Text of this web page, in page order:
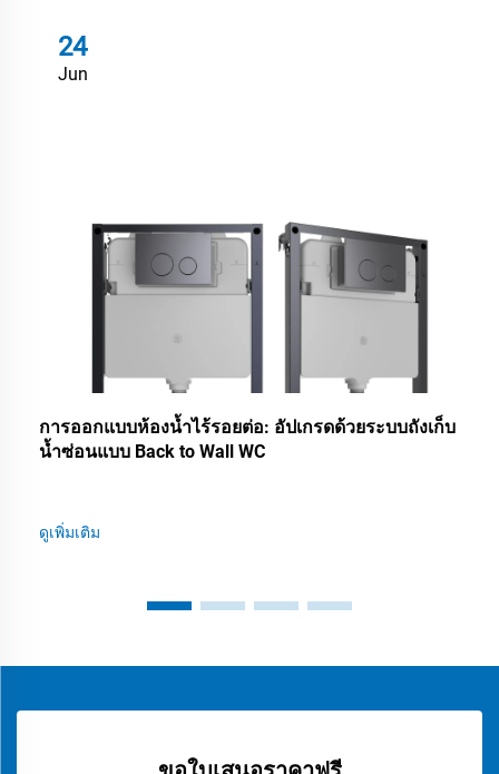
24
Jun
การออกแบบห้องน้ำไร้รอยต่อ: อัปเกรดด้วยระบบถังเก็บ
น้ำซ่อนแบบ Back to Wall WC
ดูเพิ่มเติม